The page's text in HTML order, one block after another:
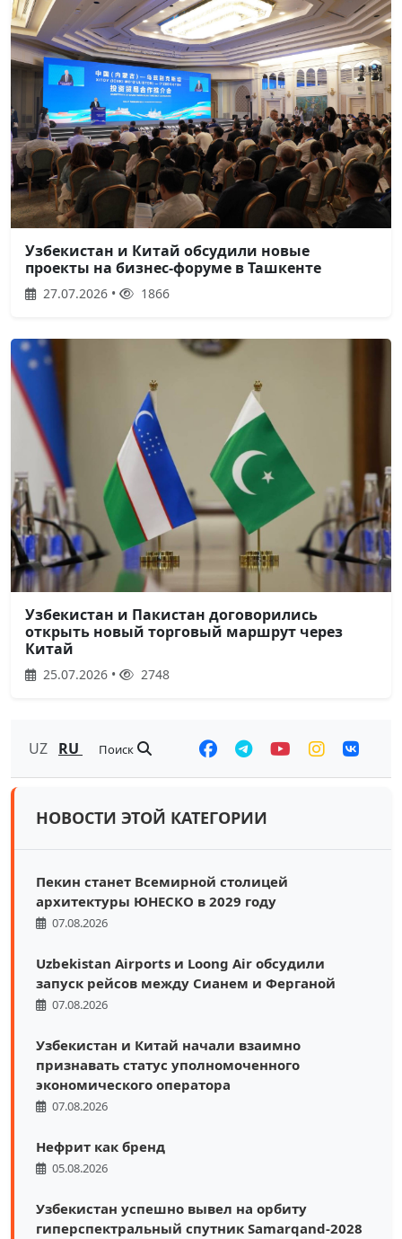
Узбекистан и Китай обсудили новые
проекты на бизнес-форуме в Ташкенте
27.07.2026 • 1866
Узбекистан и Пакистан договорились
открыть новый торговый маршрут через
Китай
25.07.2026 • 2748
UZ RU Поиск
НОВОСТИ ЭТОЙ КАТЕГОРИИ
Пекин станет Всемирной столицей
архитектуры ЮНЕСКО в 2029 году
07.08.2026
Uzbekistan Airports и Loong Air обсудили
запуск рейсов между Сианем и Ферганой
07.08.2026
Узбекистан и Китай начали взаимно
признавать статус уполномоченного
экономического оператора
07.08.2026
Нефрит как бренд
05.08.2026
Узбекистан успешно вывел на орбиту
гиперспектральный спутник Samarqand-2028